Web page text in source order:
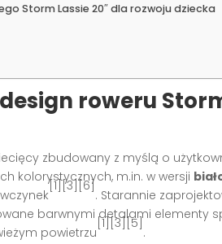
Storm Lassie 20″ dla rozwoju dziecka
roweru
zbudowany z myślą o
kolorystycznych, m.in. w wersji
[1][3][6]
. Starannie
barwnymi detalami elementy
powietrzu
[1][3][5]
.